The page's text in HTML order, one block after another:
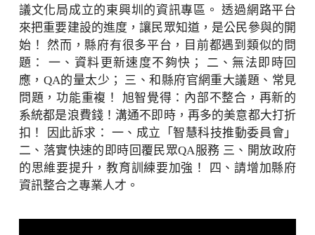
議文化局成立的東興圳的資訊專區。 透過網路平台
來把重要建設的進度，讓民眾知道，是公民參與的開
始！ 然而，縣府有很多平台，目前都遇到類似的問
題： 一、資料更新速度不夠快； 二、無法即時回
應，QA的量太少； 三、和縣府官網重大議題、常見
問題，功能重複！ 旭智覺得：內部不整合，再新的
系統都是浪費錢！溝通不即時，再多的美意都大打折
扣！ 因此訴求： 一、成立「智慧科技推動委員會」
二、落實快速的即時回覆民眾QA服務 三、開放政府
的思維要提升，教育訓練要加強！ 四、請增加縣府
資訊整合之專業人才。